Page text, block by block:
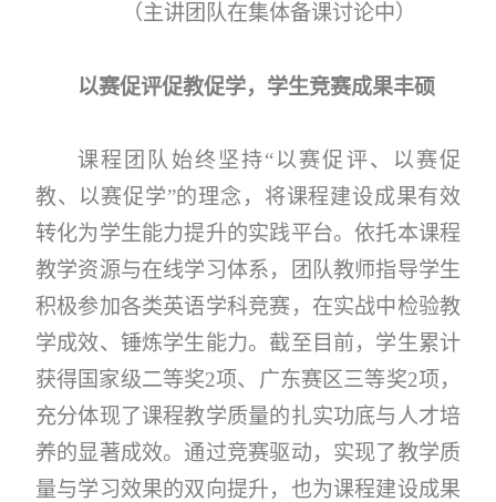
（主讲团队在集体备课讨论中）
以赛促评促教促学，学生竞赛成果丰硕
课程团队始终坚持“以赛促评、以赛促
教、以赛促学”的理念，将课程建设成果有效
转化为学生能力提升的实践平台。依托本课程
教学资源与在线学习体系，团队教师指导学生
积极参加各类英语学科竞赛，在实战中检验教
学成效、锤炼学生能力。截至目前，学生累计
获得国家级二等奖2项、广东赛区三等奖2项，
充分体现了课程教学质量的扎实功底与人才培
养的显著成效。通过竞赛驱动，实现了教学质
量与学习效果的双向提升，也为课程建设成果